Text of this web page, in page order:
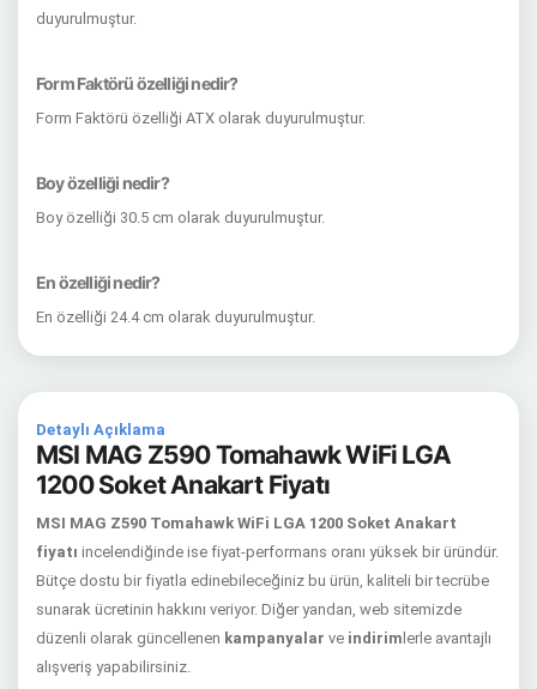
duyurulmuştur.
Form Faktörü özelliği nedir?
Form Faktörü özelliği ATX olarak duyurulmuştur.
Boy özelliği nedir?
Boy özelliği 30.5 cm olarak duyurulmuştur.
En özelliği nedir?
En özelliği 24.4 cm olarak duyurulmuştur.
Detaylı Açıklama
MSI MAG Z590 Tomahawk WiFi LGA
1200 Soket Anakart Fiyatı
MSI MAG Z590 Tomahawk WiFi LGA 1200 Soket Anakart
fiyatı incelendiğinde ise fiyat-performans oranı yüksek bir üründür.
Bütçe dostu bir fiyatla edinebileceğiniz bu ürün, kaliteli bir tecrübe
sunarak ücretinin hakkını veriyor. Diğer yandan, web sitemizde
düzenli olarak güncellenen kampanyalar ve indirim lerle avantajlı
alışveriş yapabilirsiniz.